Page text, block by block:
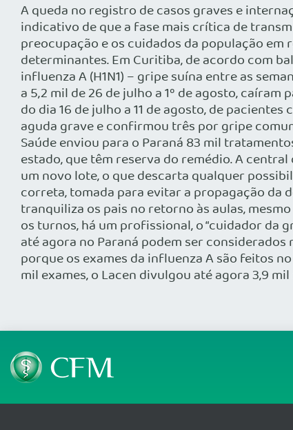
A queda no registro de casos graves e
indicativo de que a fase mais crítica de
preocupação e os cuidados da população
determinantes. Em Curitiba, de acordo com
influenza A (H1N1) – gripe suína entre as
a 5,2 mil de 26 de julho a 1º de agosto,
do dia 16 de julho a 11 de agosto, de
aguda grave e confirmou três por gripe
Saúde enviou para o Paraná 83 mil
estado, que têm reserva do remédio. A
um novo lote, o que descarta qualquer
correta, tomada para evitar a propagação da
tranquiliza os pais no retorno às aulas,
os turnos, há um profissional, o “cuidador da
até agora no Paraná podem ser
porque os exames da influenza A são feitos
mil exames, o Lacen divulgou até agora 3,9